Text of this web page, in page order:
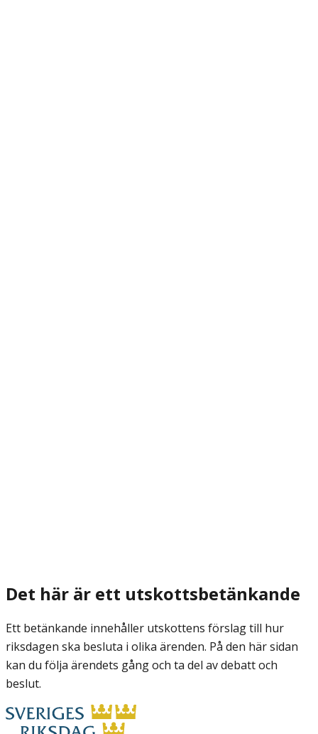
Det här är ett utskottsbetänkande
Ett betänkande innehåller utskottens förslag till hur
riksdagen ska besluta i olika ärenden. På den här sidan
kan du följa ärendets gång och ta del av debatt och
beslut.